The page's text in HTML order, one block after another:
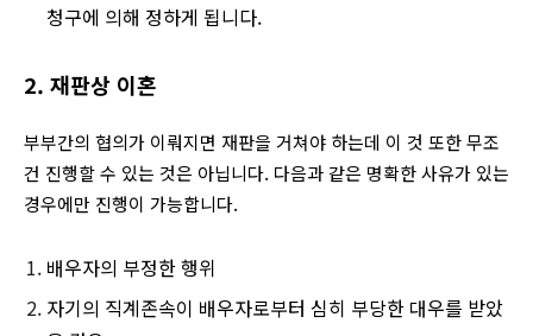
청구에 의해 정하게 됩니다.
2. 재판상 이혼
부부간의 협의가 이뤄지면 재판을 거쳐야 하는데 이 것 또한 무조
건 진행할 수 있는 것은 아닙니다. 다음과 같은 명확한 사유가 있는
경우에만 진행이 가능합니다.
배우자의 부정한 행위
자기의 직계존속이 배우자로부터 심히 부당한 대우를 받았